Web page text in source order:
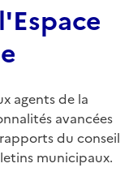
agents de la
avancées
du conseil
municipaux.